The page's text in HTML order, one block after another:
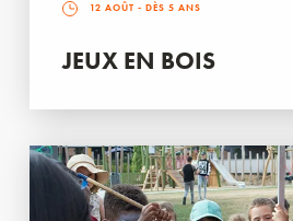
12 AOÛT - DÈS 5 ANS
JEUX EN BOIS